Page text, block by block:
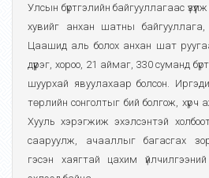
Улсын бүртгэлийн байгууллагаас
хувийг анхан шатны байгууллага,
Цаашид аль болох анхан шат
дүүрэг, хороо, 21 аймаг, 330 суманд
шуурхай явуулахаар болсон.
төрлийн сонголтыг бий болгож,
Хууль хэрэгжиж эхэлсэнтэй
сааруулж, ачааллыг багасгах
гэсэн хаягтай цахим